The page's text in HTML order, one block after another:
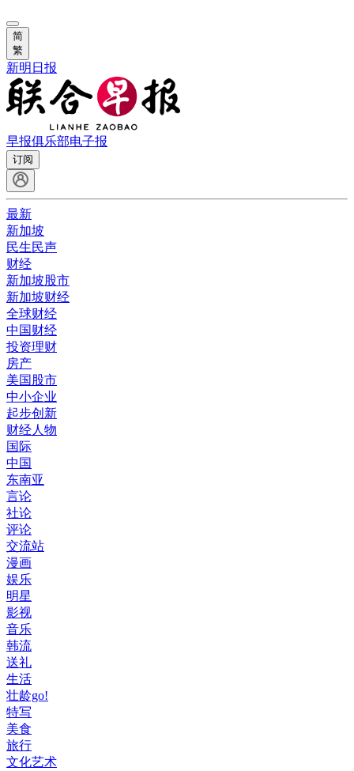
简
繁
新明日报
早报俱乐部电子报
订阅
最新
新加坡
民生民声
财经
新加坡股市
新加坡财经
全球财经
中国财经
投资理财
房产
美国股市
中小企业
起步创新
财经人物
国际
中国
东南亚
言论
社论
评论
交流站
漫画
娱乐
明星
影视
音乐
韩流
送礼
生活
壮龄go!
特写
美食
旅行
文化艺术